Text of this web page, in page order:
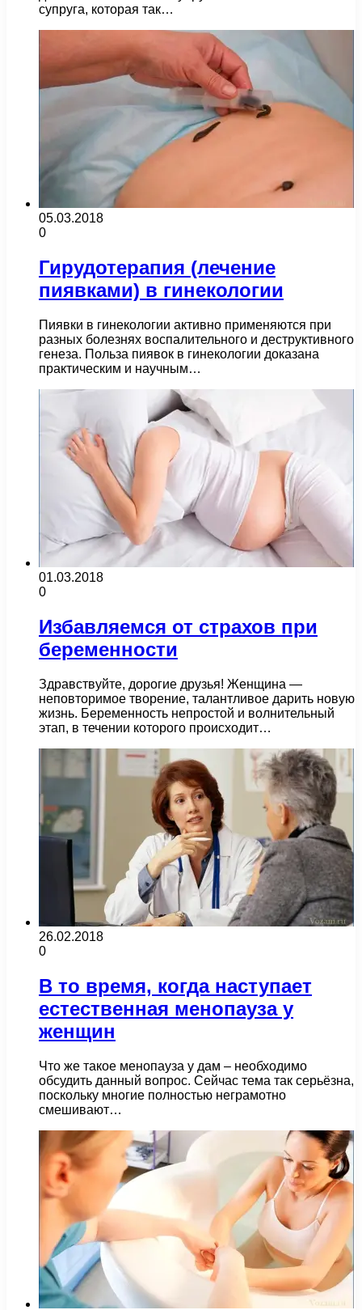
супруга, которая так…
05.03.2018
0
Гирудотерапия (лечение
пиявками) в гинекологии
Пиявки в гинекологии активно применяются при
разных болезнях воспалительного и деструктивного
генеза. Польза пиявок в гинекологии доказана
практическим и научным…
01.03.2018
0
Избавляемся от страхов при
беременности
Здравствуйте, дорогие друзья! Женщина —
неповторимое творение, талантливое дарить новую
жизнь. Беременность непростой и волнительный
этап, в течении которого происходит…
26.02.2018
0
В то время, когда наступает
естественная менопауза у
женщин
Что же такое менопауза у дам – необходимо
обсудить данный вопрос. Сейчас тема так серьёзна,
поскольку многие полностью неграмотно
смешивают…